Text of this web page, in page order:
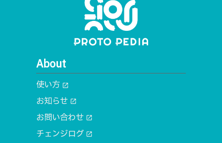
About
使い方 open_in_new
お知らせ open_in_new
お問い合わせ open_in_new
チェンジログ open_in_new